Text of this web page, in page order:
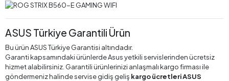
ASUS Türkiye Garantili Ürün
Bu ürün ASUS Türkiye Garantisi altındadır.
Garanti kapsamındaki ürünlerde Asus yetkili servislerinden ücretsiz
hizmet alabilirsiniz. Garantili ürünlerinizi anlaşmalı kargo firması ile
göndermeniz halinde servise gidiş geliş kargo ücretleri ASUS